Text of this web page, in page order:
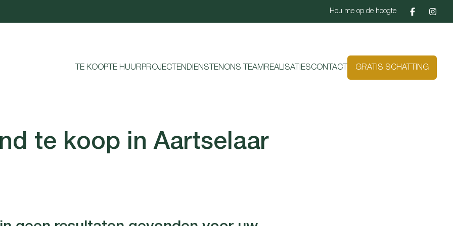
Hou me op de hoogte
TE KOOPTE HUUR PROJECTEN DIENSTEN ONS TEAM REALISATIESCONTACT GRATIS SCHATTING
te koop in Aartselaar